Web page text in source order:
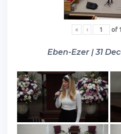
« ‹ of
Eben-Ezer | 31